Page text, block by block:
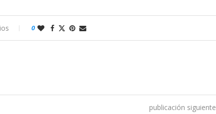
0
publicación siguiente